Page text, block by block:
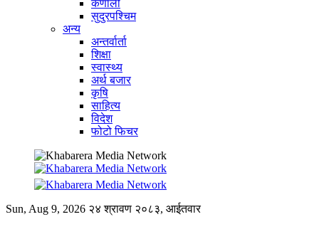
कर्णाली
सुदुरपश्चिम
अन्य
अन्तर्वार्ता
शिक्षा
स्वास्थ्य
अर्थ बजार
कृषि
साहित्य
विदेश
फोटो फिचर
Sun, Aug 9, 2026 २४ श्रावण २०८३, आईतवार